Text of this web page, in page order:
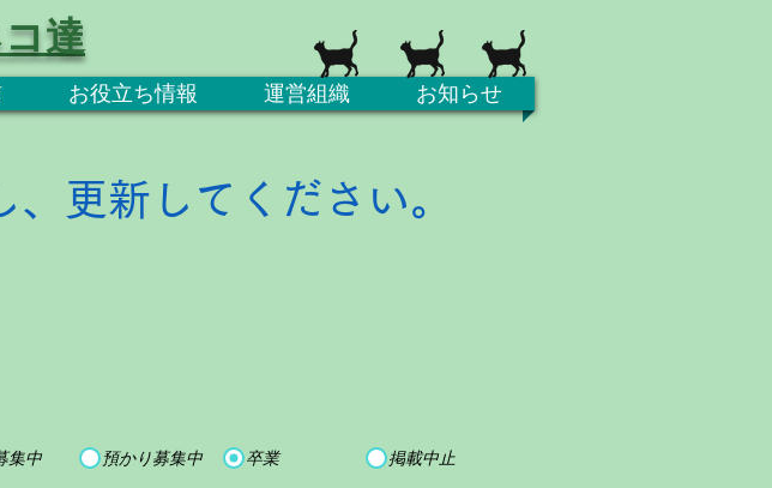
お役立ち情報 運営組織 お知らせ
達
更新してください。
集中 預かり募集中 卒業 掲載中止